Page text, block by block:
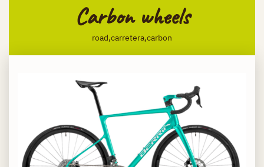
Carbon wheels
road,carretera,carbon